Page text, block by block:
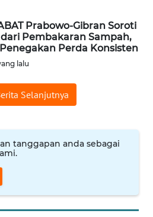
Prabowo-Gibran Soroti
Pembakaran Sampah,
Perda Konsisten
lalu
Selanjutnya
tanggapan anda sebagai